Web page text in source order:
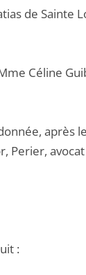
de Sainte
Céline
après
Perier,
: